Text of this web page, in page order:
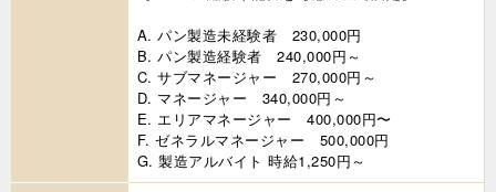
A. パン製造未経験者 230,000円
B. パン製造経験者 240,000円～
C. サブマネージャー 270,000円～
D. マネージャー 340,000円～
E. エリアマネージャー 400,000円〜
F. ゼネラルマネージャー 500,000円
G. 製造アルバイト 時給1,250円～